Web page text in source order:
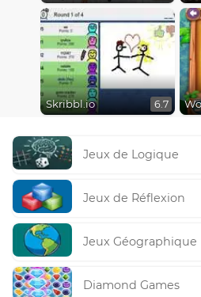
Skribbl.io 6.7
Jeux de Logique
Jeux de Réflexion
Jeux Géographique
Diamond Games